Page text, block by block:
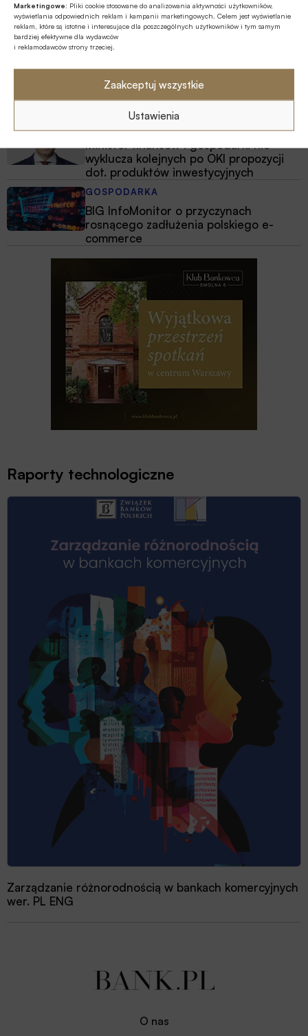
Marketingowe: Pliki cookie stosowane do analizowania aktywności użytkowników,
wyświetlania odpowiednich reklam i kampanii marketingowych. Celem jest wyświetlanie
reklam, które są istotne i interesujące dla poszczególnych użytkowników i tym samym
bardziej efektywne dla wydawców
i reklamodawców strony trzeciej.
Zaakceptuj wszystkie
Ustawienia
Poziom aktywów OFE w lipcu ’26
osiągnął rekordową wartość 354,9 mld
zł
Fale upałów nie są wyłącznie
problemem pogodowym – to istotne
ryzyko biznesowe
Minister finansów i gospodarki nie
wyklucza kolejnych po OKI propozycji
dot. produktów inwestycyjnych
GOSPODARKA
BIG InfoMonitor o przyczynach
rosnącego zadłużenia polskiego e-
commerce
Raporty technologiczne
Zarządzanie różnorodnością w bankach komercyjnych
wer. PL ENG
O nas